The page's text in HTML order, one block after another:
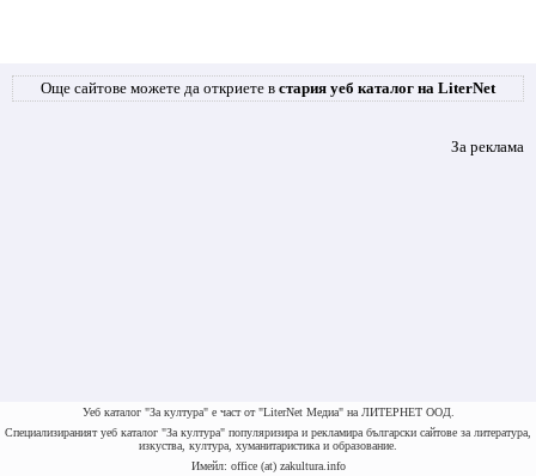
Още сайтове можете да откриете в стария уеб каталог на LiterNet
За реклама
Уеб каталог "За култура" е част от "LiterNet Медиа" на ЛИТЕРНЕТ ООД.
Специализираният уеб каталог "За култура" популяризира и рекламира български сайтове за литература,
изкуства, култура, хуманитаристика и образование.
Имейл: office (at) zakultura.info